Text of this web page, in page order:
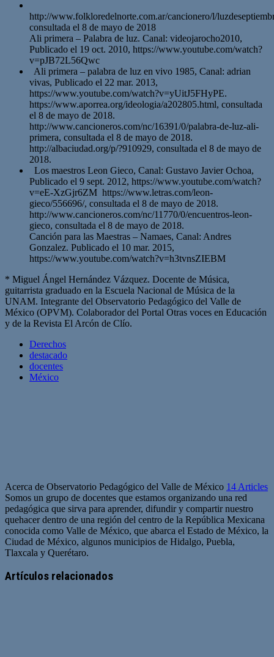
http://www.folkloredelnorte.com.ar/cancionero/l/
consultada el 8 de mayo de 2018
Ali primera – Palabra de luz. Canal: videojarocho2010,
Publicado el 19 oct. 2010, https://www.youtube.com/watch?
v=pJB72L56Qwc
Ali primera – palabra de luz en vivo 1985, Canal: adrian
vivas, Publicado el 22 mar. 2013,
https://www.youtube.com/watch?v=yUitJ5FHyPE.
https://www.aporrea.org/ideologia/a202805.html, consultada
el 8 de mayo de 2018.
http://www.cancioneros.com/nc/16391/0/palabra-de-luz-ali-
primera, consultada el 8 de mayo de 2018.
http://albaciudad.org/p/?910929, consultada el 8 de mayo de
2018.
Los maestros Leon Gieco, Canal: Gustavo Javier Ochoa,
Publicado el 9 sept. 2012, https://www.youtube.com/watch?
v=eE-XzGjr6ZM https://www.letras.com/leon-
gieco/556696/, consultada el 8 de mayo de 2018.
http://www.cancioneros.com/nc/11770/0/encuentros-leon-
gieco, consultada el 8 de mayo de 2018.
Canción para las Maestras – Namaes, Canal: Andres
Gonzalez. Publicado el 10 mar. 2015,
https://www.youtube.com/watch?v=h3tvnsZIEBM
* Miguel Ángel Hernández Vázquez. Docente de Música,
guitarrista graduado en la Escuela Nacional de Música de la
UNAM. Integrante del Observatorio Pedagógico del Valle de
México (OPVM). Colaborador del Portal Otras voces en Educación
y de la Revista El Arcón de Clío.
Derechos
destacado
docentes
México
Acerca de Observatorio Pedagógico del Valle de México 14 Articles
Somos un grupo de docentes que estamos organizando una red
pedagógica que sirva para aprender, difundir y compartir nuestro
quehacer dentro de una región del centro de la República Mexicana
conocida como Valle de México, que abarca el Estado de México, la
Ciudad de México, algunos municipios de Hidalgo, Puebla,
Tlaxcala y Querétaro.
Artículos relacionados